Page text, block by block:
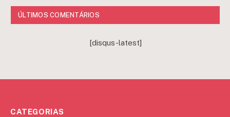
ÚLTIMOS COMENTÁRIOS
[disqus-latest]
CATEGORIAS